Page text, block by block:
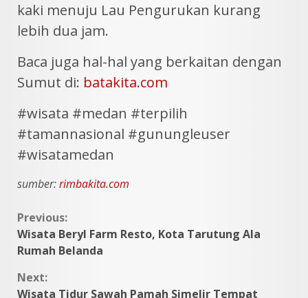
kaki menuju Lau Pengurukan kurang
lebih dua jam.
Baca juga hal-hal yang berkaitan dengan
Sumut di: batakita.com
#wisata #medan #terpilih
#tamannasional #gunungleuser
#wisatamedan
sumber:rimbakita.com
Continue
Reading
Previous:
Wisata Beryl Farm Resto, Kota Tarutung Ala
Rumah Belanda
Next:
Wisata Tidur Sawah Pamah Simelir Tempat